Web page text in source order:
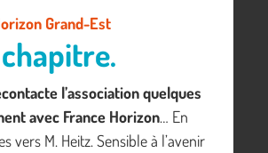
Grand-Est
l’association quelques
avec France Horizon… En
vers M. Heitz. Sensible à l’avenir